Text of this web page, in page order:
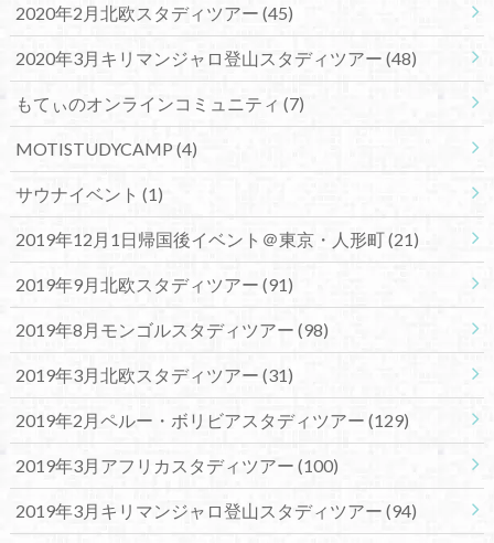
2020年2月北欧スタディツアー (45)
2020年3月キリマンジャロ登山スタディツアー (48)
もてぃのオンラインコミュニティ (7)
MOTISTUDYCAMP (4)
サウナイベント (1)
2019年12月1日帰国後イベント＠東京・人形町(21)
2019年9月北欧スタディツアー (91)
2019年8月モンゴルスタディツアー (98)
2019年3月北欧スタディツアー (31)
2019年2月ペルー・ボリビアスタディツアー (129)
2019年3月アフリカスタディツアー (100)
2019年3月キリマンジャロ登山スタディツアー (94)